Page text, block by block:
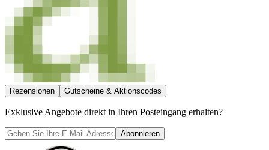
Rezensionen Gutscheine & Aktionscodes
Exklusive Angebote direkt in Ihren Posteingang erhalten?
Abonnieren